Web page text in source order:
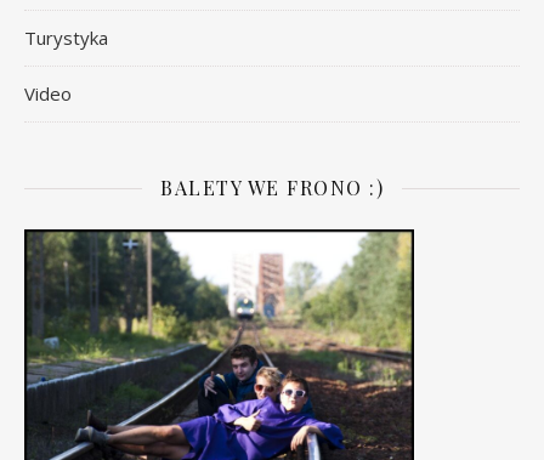
Turystyka
Video
BALETY WE FRONO :)